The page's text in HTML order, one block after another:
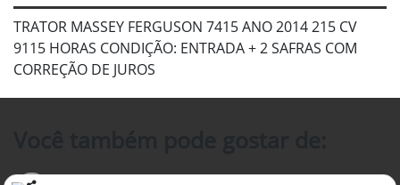
TRATOR MASSEY FERGUSON 7415 ANO 2014 215 CV
9115 HORAS CONDIÇÃO: ENTRADA + 2 SAFRAS COM
CORREÇÃO DE JUROS